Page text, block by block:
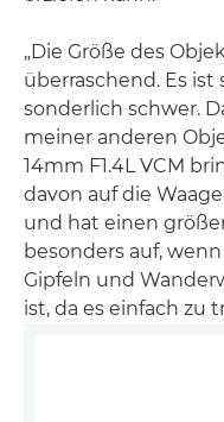
„Die Größe des
überraschend. Es
sonderlich schwer.
meiner anderen
14mm F1.4L VCM
davon auf die
und hat einen
besonders auf,
Gipfeln und
ist, da es einfach zu